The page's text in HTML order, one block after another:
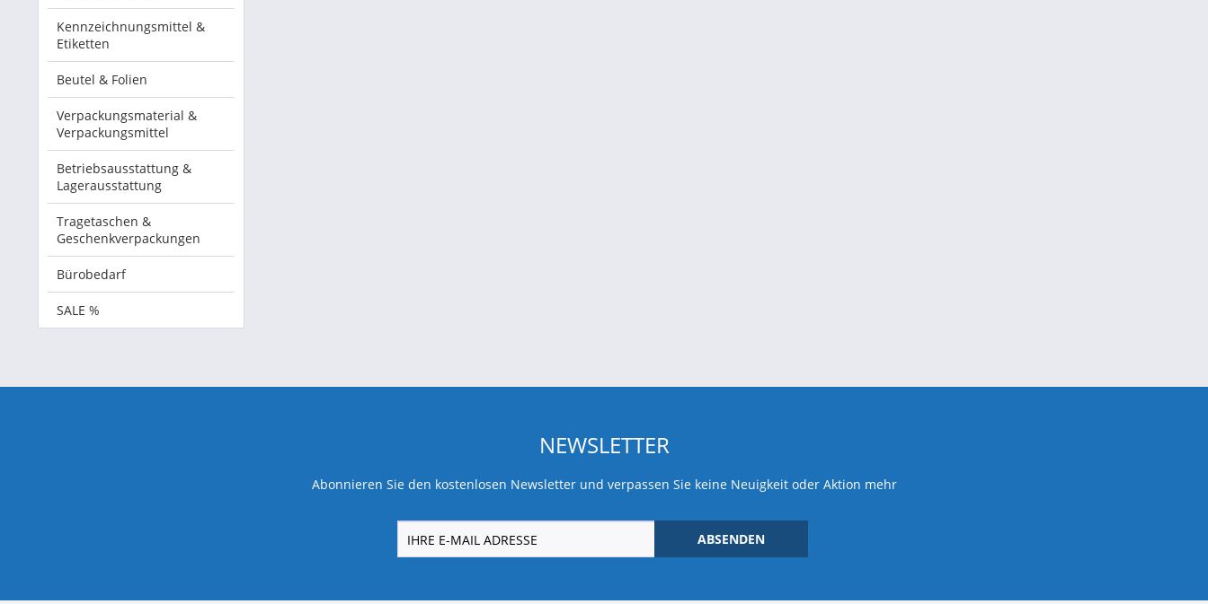
Kennzeichnungsmittel &
Etiketten
Beutel & Folien
Verpackungsmaterial &
Verpackungsmittel
Betriebsausstattung &
Lagerausstattung
Tragetaschen &
Geschenkverpackungen
Bürobedarf
SALE %
NEWSLETTER
Abonnieren Sie den kostenlosen Newsletter und verpassen Sie keine Neuigkeit oder Aktion mehr
ABSENDEN